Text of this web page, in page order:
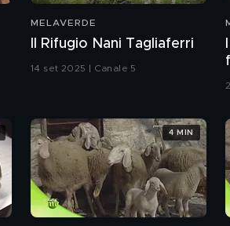
MELAVERDE
Il Rifugio Nani Tagliaferri
14 set 2025 | Canale 5
4 MIN